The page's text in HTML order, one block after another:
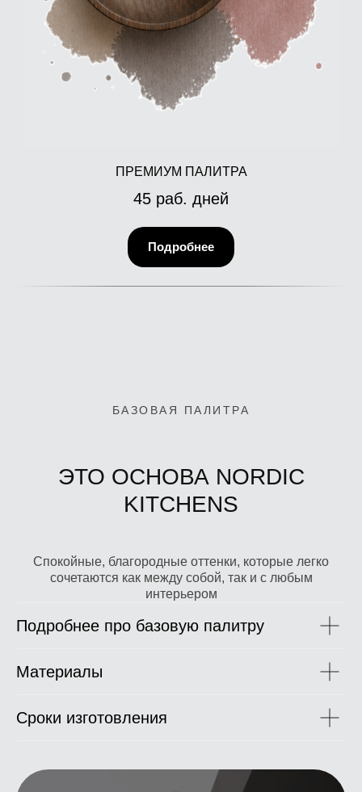
ПРЕМИУМ ПАЛИТРА
45 раб. дней
Подробнее
БАЗОВАЯ ПАЛИТРА
ЭТО ОСНОВА NORDIC
KITCHENS
Спокойные, благородные оттенки, которые легко
сочетаются как между собой, так и с любым
интерьером
Подробнее про базовую палитру
Материалы
Сроки изготовления